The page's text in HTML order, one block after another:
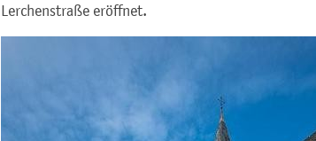
Lerchenstraße eröffnet.